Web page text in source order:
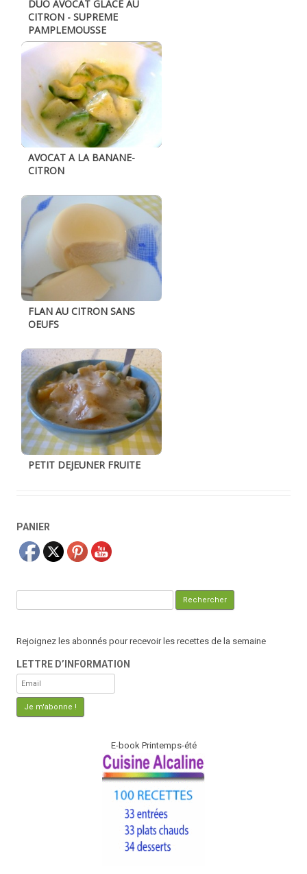
DUO AVOCAT GLACE AU
CITRON - SUPREME
PAMPLEMOUSSE
AVOCAT A LA BANANE-
CITRON
FLAN AU CITRON SANS
OEUFS
PETIT DEJEUNER FRUITE
PANIER
Rejoignez les abonnés pour recevoir les recettes de la semaine
LETTRE D’INFORMATION
E-book Printemps-été